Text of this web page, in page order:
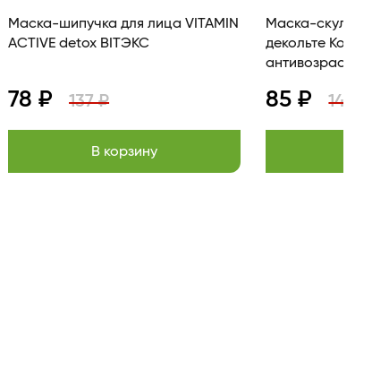
Маска-шипучка для лица VITAMIN
ACTIVE detox BITЭКС
78 ₽ 137 ₽
В корзину
Маска-
декольте Косметология
85 ₽ 149 ₽